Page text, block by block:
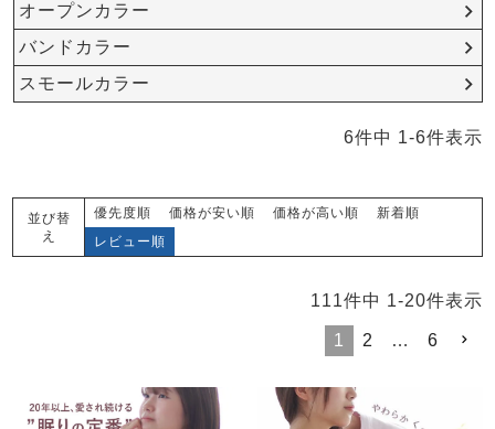
秋 冬
サッカー/ちぢみ 楊
起毛/フランネル
体型別におすすめパジ
ャマ
売れ筋ランキング
- Item Ranking -
新着商品
- New Arrival -
羽織・バスロ
パジャマ
半袖 七分袖
会社概要
オープンカラー
バンドカラー
スモールカラー
6件中 1-6件表示
並び替
え
優先度順 価格が安い順 価格が高い順
新着順
レビュー順
111件中 1-20件表示
1 2 … 6